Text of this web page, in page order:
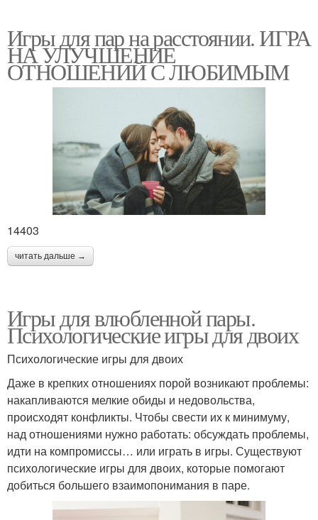
Игры для пар на расстоянии. ИГРА
НА УЛУЧШЕНИЕ
ОТНОШЕНИЙ С ЛЮБИМЫМ
14403
читать дальше →
Игры для влюбленной пары.
Психологические игры для двоих
Психологические игры для двоих
Даже в крепких отношениях порой возникают проблемы:
накапливаются мелкие обиды и недовольства,
происходят конфликты. Чтобы свести их к минимуму,
над отношениями нужно работать: обсуждать проблемы,
идти на компромиссы… или играть в игры. Существуют
психологические игры для двоих, которые помогают
добиться большего взаимопонимания в паре.